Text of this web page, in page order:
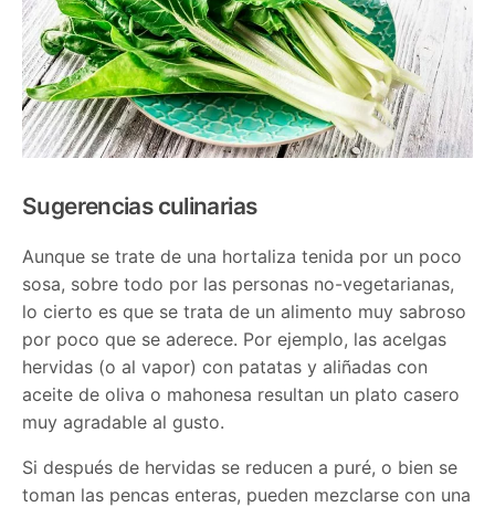
Sugerencias culinarias
Aunque se trate de una hortaliza tenida por un poco
sosa, sobre todo por las personas no-vegetarianas,
lo cierto es que se trata de un alimento muy sabroso
por poco que se aderece. Por ejemplo, las acelgas
hervidas (o al vapor) con patatas y aliñadas con
aceite de oliva o mahonesa resultan un plato casero
muy agradable al gusto.
Si después de hervidas se reducen a puré, o bien se
toman las pencas enteras, pueden mezclarse con una